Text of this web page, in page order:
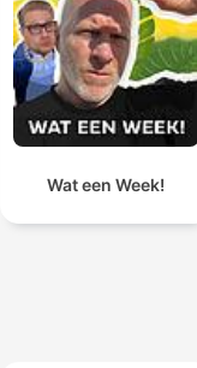
Wat een Week!